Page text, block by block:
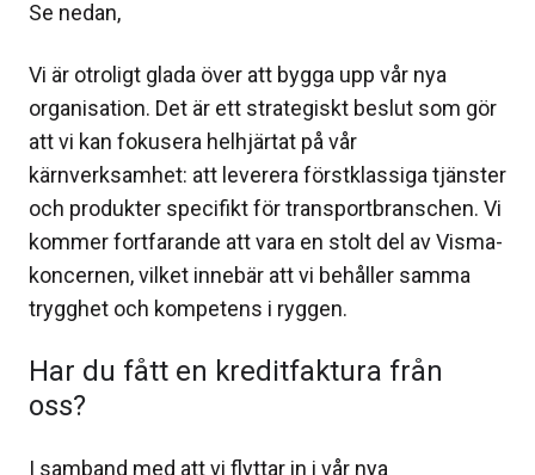
Se nedan,
Vi är otroligt glada över att bygga upp vår nya
organisation. Det är ett strategiskt beslut som gör
att vi kan fokusera helhjärtat på vår
kärnverksamhet: att leverera förstklassiga tjänster
och produkter specifikt för transportbranschen. Vi
kommer fortfarande att vara en stolt del av Visma-
koncernen, vilket innebär att vi behåller samma
trygghet och kompetens i ryggen.
Har du fått en kreditfaktura från
oss?
I samband med att vi flyttar in i vår nya